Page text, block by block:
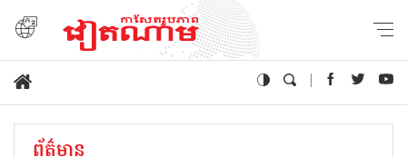
ព័ត៌មាន